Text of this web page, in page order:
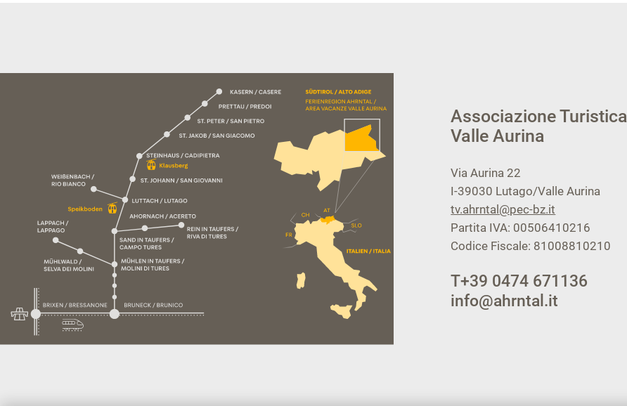
Associazione Turistica
Valle Aurina
Via Aurina 22
I-39030 Lutago/Valle Aurina
tv.ahrntal@pec-bz.it
Partita IVA: 00506410216
Codice Fiscale: 81008810210
T+39 0474 671136
info@ahrntal.it